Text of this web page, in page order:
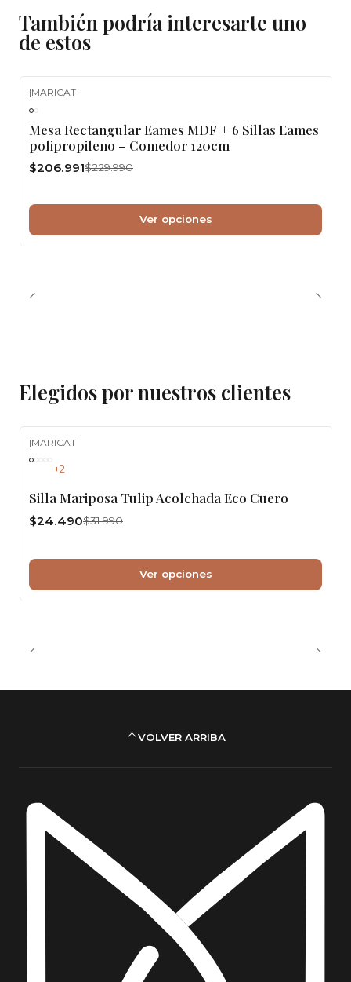
También podría interesarte uno
de estos
|MARICAT
Mesa Rectangular Eames MDF + 6 Sillas Eames
polipropileno – Comedor 120cm
$206.991$229.990
Ver opciones
Elegidos por nuestros clientes
|MARICAT
+2
Silla Mariposa Tulip Acolchada Eco Cuero
$24.490$31.990
Ver opciones
VOLVER ARRIBA